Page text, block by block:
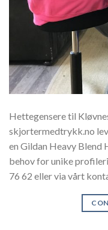
Hettegensere til
skjortermedtrykk.no
en Gildan Heavy Blend
behov for unike
76 62 eller via vårt